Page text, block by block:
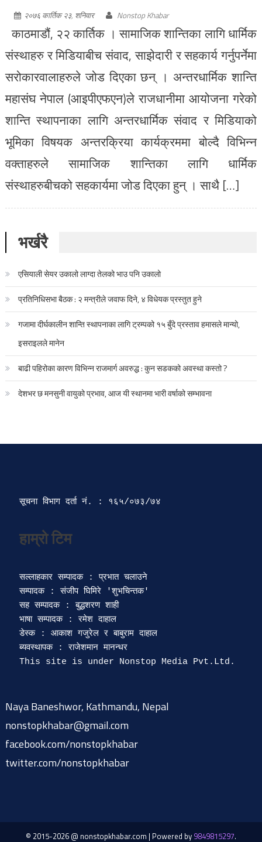
२०७६ कार्तिक २३, शनिवार Nonstop Khabar
काठमाडौं, २२ कार्तिक । सामाजिक शान्तिका लागि धार्मिक
संस्थाहरु र मिडियाबीच संवाद, साझेदारी र सहकार्य गर्नुपर्नेमा
सरोकारवालाहरुले जोड दिएका छन् । अन्तरधार्मिक शान्ति
महासंघ नेपाल (आइपीएफएन)ले राजधानीमा आयोजना गरेको
शान्ति स्थापनाका लागि अन्तरधार्मिक संवाद र मिडियाको
भूमिका विषयक अन्तरक्रिया कार्यक्रममा बोल्दै विभिन्न
वक्ताहरुले सामाजिक शान्तिका लागि धार्मिक
संस्थाहरुबीचको सहकार्यमा जोड दिएका हुन् । साथै […]
भर्खरै
एसियाली सेयर उकालो लाग्दा तेलको भाउ पनि उकालो
प्रतिनिधिसभा बैठक : २ मन्त्रीले जवाफ दिने, ४ विधेयक प्रस्तुत हुने
गजामा दीर्घकालीन शान्ति स्थापनाका लागि ट्रम्पको १५ बुँदे प्रस्ताव हमासले मान्यो,
इसराइलले मानेन
बाढी पहिरोका कारण विभिन्न राजमार्ग अवरुद्ध : कुन सडकको अवस्था कस्तो ?
देशभर छ मनसुनी वायुको प्रभाव, आज यी स्थानमा भारी वर्षाको सम्भावना
सूचना विभाग दर्ता‍ नं. : १६५/०७३/७४
हाम्रो टिम
सल्लाहकार सम्पादक : प्रभात चलाउने
सम्पादक : संजीप घिमिरे 'शुभचिन्तक'
सह सम्पादक : बुद्धशरण शाही
भाषा सम्पादक : रमेश दाहाल
डेस्क : आकाश गजुरेल र बाबुराम दाहाल
ब्यवस्थापक : राजेशमान मानन्धर
Naya Baneshwor, Kathmandu, Nepal
nonstopkhabar@gmail.com
facebook.com/nonstopkhabar
twitter.com/nonstopkhabar
© 2015-2026 @ nonstopkhabar.com | Powered by 9849815297.